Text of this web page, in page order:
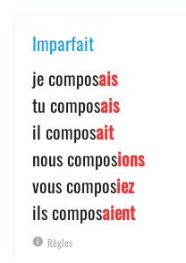
Imparfait
je composais
tu composais
il composait
nous composions
vous composiez
ils composaient
Règles